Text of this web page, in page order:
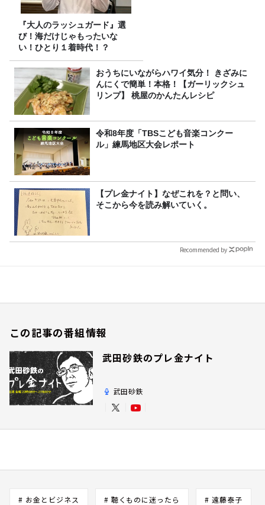
『大人のラッシュガード』選
び！海だけじゃもったいな
い！ひとり１着時代！？
おうちにいながらハワイ気分！ きざみに
んにくで簡単！本格！【ガーリックシュ
リンプ】 桃屋のかんたんレシピ
令和8年度「TBSこども音楽コンクー
ル」練馬地区大会レポート
【プレ金ナイト】なぜこれを？と問い、
そこから今を読み解いていく。
Recommended by
この記事の番組情報
武田砂鉄のプレ金ナイト
武田砂鉄
# お金とビジネス # 聴くものに迷ったら # 遠藤泰子